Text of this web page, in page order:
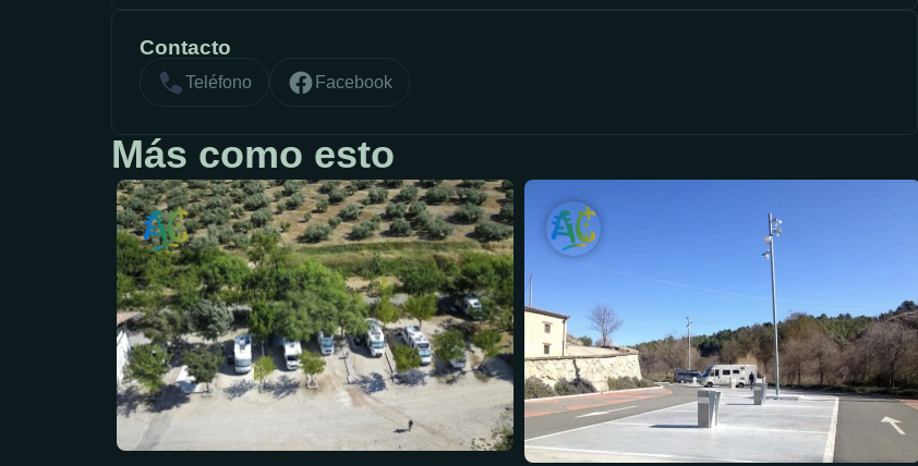
Contacto
Teléfono Facebook
Más como esto